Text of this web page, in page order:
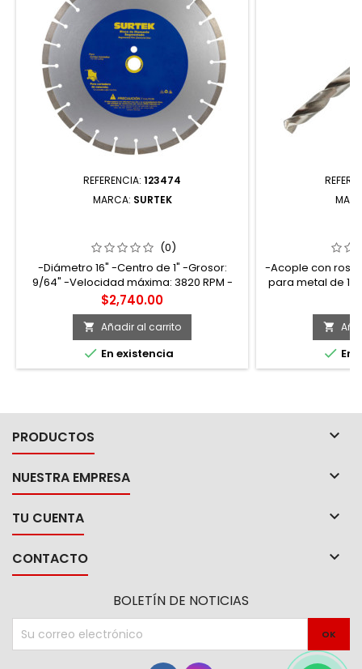
REFERENCIA: 123474
MARCA: SURTEK
SURTEK (0)
-Diámetro 16" -Centro de 1" -Grosor:
9/64" -Velocidad máxima: 3820 RPM -
Tamaño del filo: 12 mm
Precio
$2,740.00
 Añadir al carrito
 En existencia
-Acople con
para metal de 1/
para un

 En
PRODUCTOS 
NUESTRA EMPRESA 
TU CUENTA 
CONTACTO 
BOLETÍN DE NOTICIAS